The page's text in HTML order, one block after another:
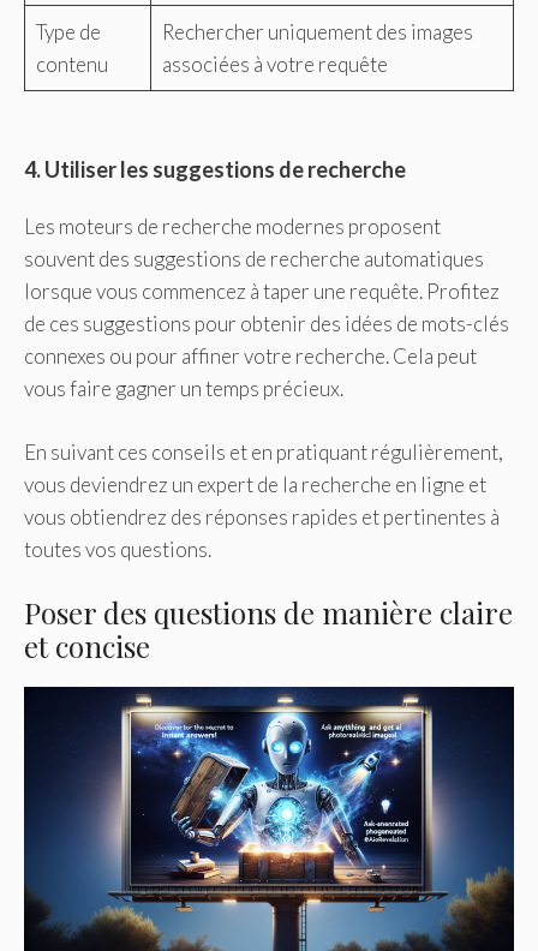
Type de
contenu
Rechercher uniquement des images
associées à votre requête
4. Utiliser les suggestions de recherche
Les moteurs de recherche modernes proposent
souvent des suggestions de recherche automatiques
lorsque vous commencez à taper une requête. Profitez
de ces suggestions pour obtenir des idées de mots-clés
connexes ou pour affiner votre recherche. Cela peut
vous faire gagner un temps précieux.
En suivant ces conseils et en pratiquant régulièrement,
vous deviendrez un expert de la recherche en ligne et
vous obtiendrez des réponses rapides et pertinentes à
toutes vos questions.
Poser des questions de manière claire
et concise